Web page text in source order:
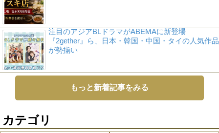
注目のアジアBLドラマがABEMAに新登場
『2gether』ら、日本・韓国・中国・タイの人気作品
が勢揃い
もっと新着記事をみる
カテゴリ